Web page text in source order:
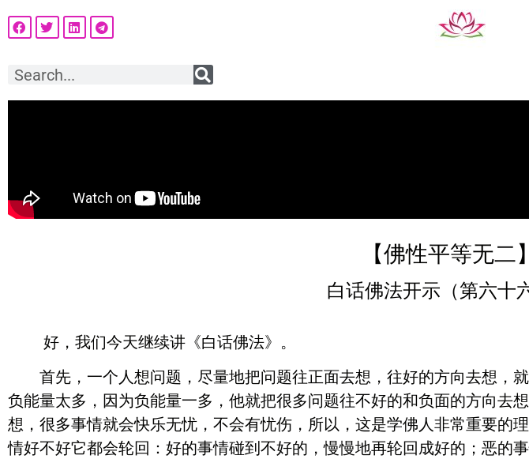
【佛性平等无二】
白话佛法开示（第六十
好，我们今天继续讲《白话佛法》。
首先，一个人想问题，尽量地把问题往正面去想，往好的方向去想，
负能量太多，因为负能量一多，他就把很多问题往不好的和负面的方向去
想，很多事情就会快乐无忧，不会有忧伤，所以，这是学佛人非常重要的
情好不好它都会轮回：好的事情碰到不好的，慢慢地再轮回成好的；恶的